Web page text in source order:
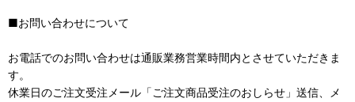
■お問い合わせについて
お電話でのお問い合わせは通販業務営業時間内とさせていただきま
す。
休業日のご注文受注メール「ご注文商品受注のおしらせ」送信、メ